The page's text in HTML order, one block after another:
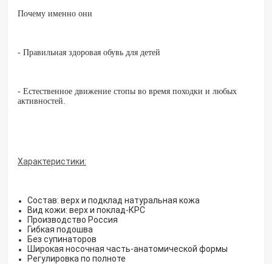
Почему именно они
- Правильная здоровая обувь для детей
- Естественное движение стопы во время походки и любых
активностей.
Характеристики:
Состав: верх и подклад натуральная кожа
Вид кожи: верх и поклад-КРС
Производство Россия
Гибкая подошва
Без супинаторов
Широкая носочная часть-анатомической формы
Регулировка по полноте